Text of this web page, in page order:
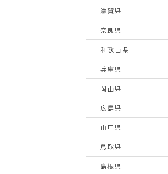
滋賀県
奈良県
和歌山県
兵庫県
岡山県
広島県
山口県
鳥取県
島根県